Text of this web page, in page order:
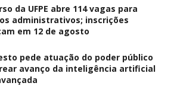
da UFPE abre 114 vagas para
administrativos; inscrições
em 12 de agosto
pede atuação do poder público
avanço da inteligência artificial